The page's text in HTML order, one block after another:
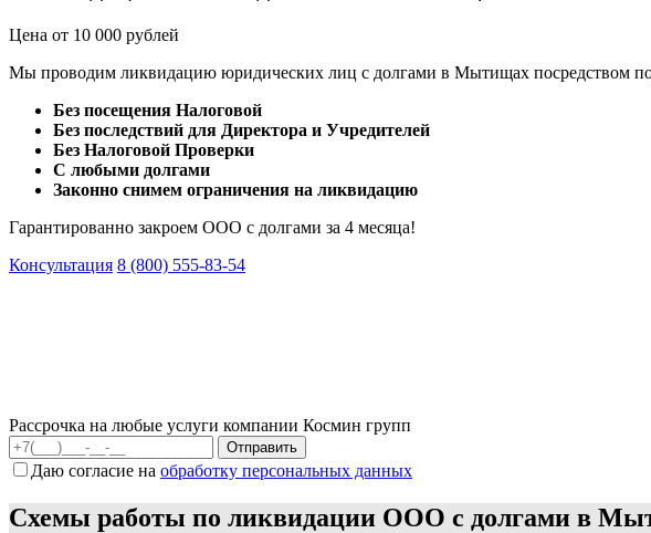
Цена от 10 000 рублей
Мы проводим ликвидацию юридических лиц с долгами в Мытищах посредством
Без посещения Налоговой
Без последствий для Директора и Учредителей
Без Налоговой Проверки
С любыми долгами
Законно снимем ограничения на ликвидацию
Гарантированно закроем ООО с долгами за 4 месяца!
Консультация 8 (800) 555-83-54
Рассрочка на любые услуги компании Космин групп
Даю согласие на обработку персональных данных
Схемы работы по ликвидации ООО с долгами в